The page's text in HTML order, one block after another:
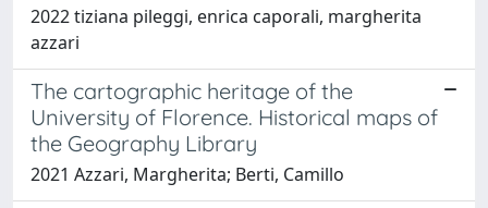
2022 tiziana pileggi, enrica caporali, margherita
azzari
The cartographic heritage of the
University of Florence. Historical maps of
the Geography Library
2021 Azzari, Margherita; Berti, Camillo